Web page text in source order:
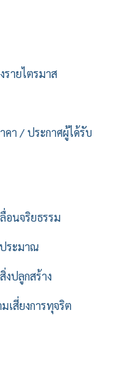
รายไตรมาส
คา / ประกาศผู้ได้รับ
อนจริยธรรม
ระมาณ
ปลูกสร้าง
เสี่ยงการทุจริต